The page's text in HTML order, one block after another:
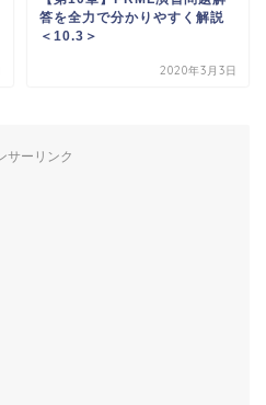
答を全力で分かりやすく解説
＜10.3＞
2020年3月3日
サーリンク